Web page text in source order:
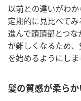
以前との違いがわか
定期的に見比べて
進んで頭頂部とつ
が難しくなるため
を始めるようにしま
髪の質感が柔らか